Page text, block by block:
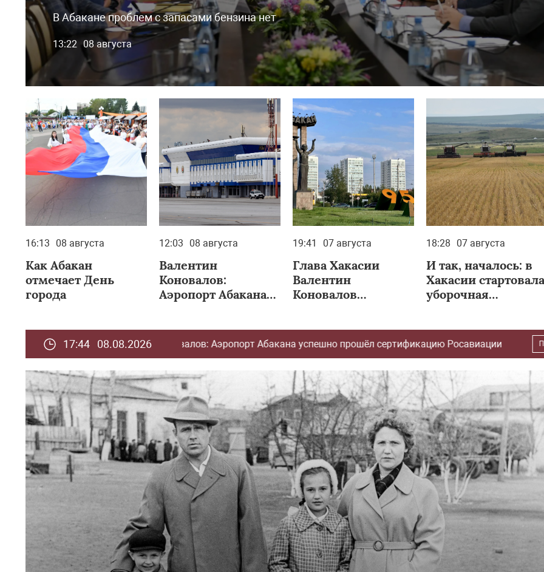
В Абакане проблем с запасами бензина нет
13:22 08 августа
16:13 08 августа
Как Абакан
отмечает День
города
12:03 08 августа
Валентин
Коновалов:
Аэропорт Абакана
Росавиации
19:41 07 августа
Глава Хакасии
Валентин
Коновалов
18:28 07 августа
И так, началось: в
Хакасии стартовала
уборочная
17:44 08.08.2026
Коновалов: Аэропорт Абакана успешно прошёл сертификацию Росавиации Политика Глава Хакасии